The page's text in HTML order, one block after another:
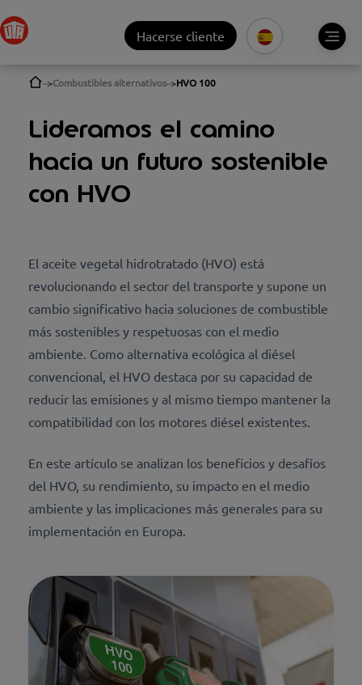
Hacerse cliente
Combustibles alternativos HVO 100
Lideramos el camino
hacia un futuro sostenible
con HVO
El aceite vegetal hidrotratado (HVO) está
revolucionando el sector del transporte y supone un
cambio significativo hacia soluciones de combustible
más sostenibles y respetuosas con el medio
ambiente. Como alternativa ecológica al diésel
convencional, el HVO destaca por su capacidad de
reducir las emisiones y al mismo tiempo mantener la
compatibilidad con los motores diésel existentes.
En este artículo se analizan los beneficios y desafíos
del HVO, su rendimiento, su impacto en el medio
ambiente y las implicaciones más generales para su
implementación en Europa.